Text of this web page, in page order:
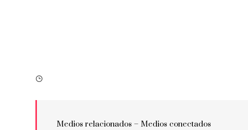
Medios relacionados – Medios conectados